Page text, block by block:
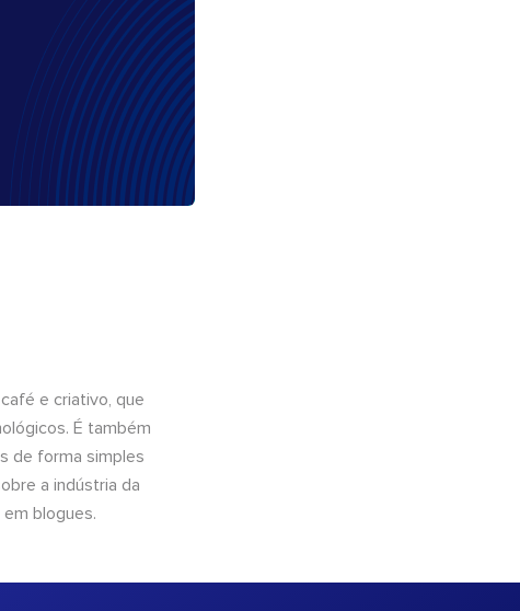
e criativo, que
É também
de forma simples
a indústria da
blogues.